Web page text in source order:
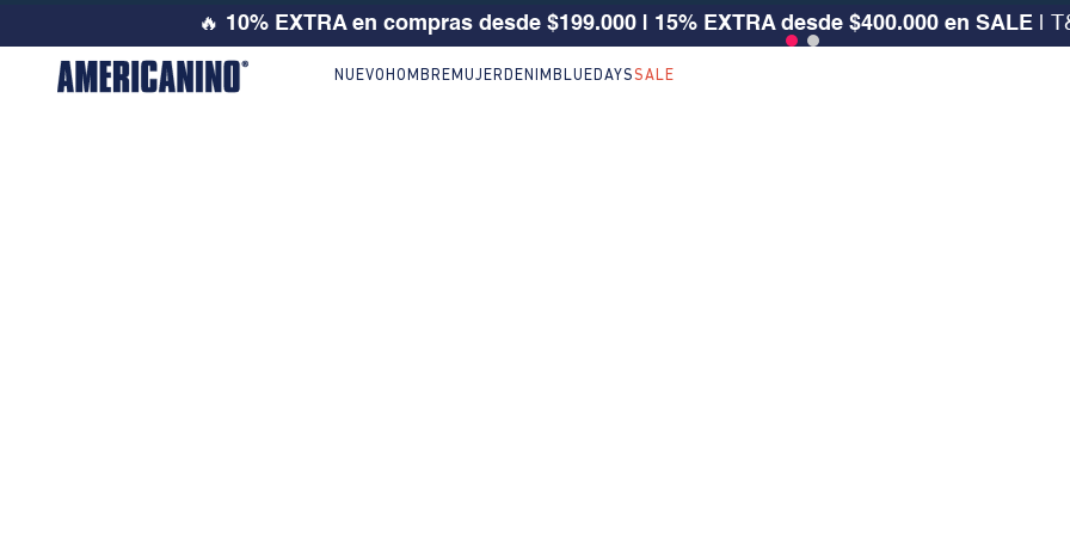
🔥 10% EXTRA en compras desde $199.000 | 15% EXTRA desde $400.000 en SALE |
NUEVO HOMBRE MUJER DENIM BLUEDAYSSALE